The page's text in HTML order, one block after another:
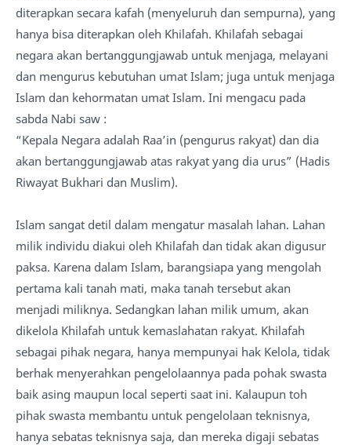
diterapkan secara kafah (menyeluruh dan sempurna), yang
hanya bisa diterapkan oleh Khilafah. Khilafah sebagai
negara akan bertanggungjawab untuk menjaga, melayani
dan mengurus kebutuhan umat Islam; juga untuk menjaga
Islam dan kehormatan umat Islam. Ini mengacu pada
sabda Nabi saw :
“Kepala Negara adalah Raa’in (pengurus rakyat) dan dia
akan bertanggungjawab atas rakyat yang dia urus” (Hadis
Riwayat Bukhari dan Muslim).
Islam sangat detil dalam mengatur masalah lahan. Lahan
milik individu diakui oleh Khilafah dan tidak akan digusur
paksa. Karena dalam Islam, barangsiapa yang mengolah
pertama kali tanah mati, maka tanah tersebut akan
menjadi miliknya. Sedangkan lahan milik umum, akan
dikelola Khilafah untuk kemaslahatan rakyat. Khilafah
sebagai pihak negara, hanya mempunyai hak Kelola, tidak
berhak menyerahkan pengelolaannya pada pohak swasta
baik asing maupun local seperti saat ini. Kalaupun toh
pihak swasta membantu untuk pengelolaan teknisnya,
hanya sebatas teknisnya saja, dan mereka digaji sebatas